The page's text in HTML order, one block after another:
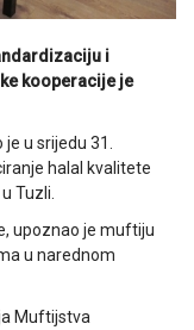
i
kooperacije je
u srijedu 31.
halal kvalitete
Tuzli.
upoznao je muftiju
u narednom
Muftijstva